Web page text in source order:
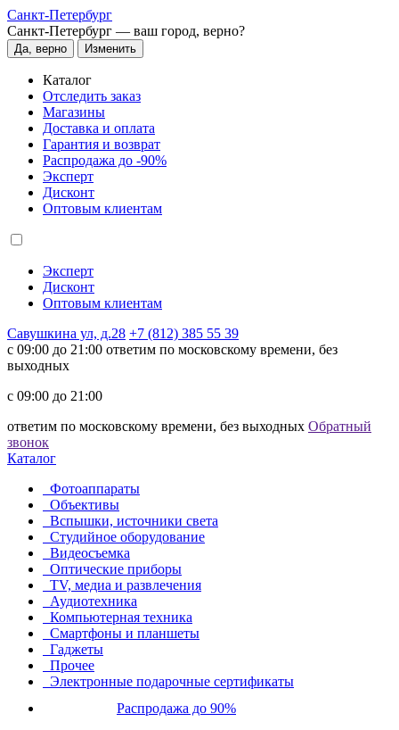
Санкт-Петербург
Санкт-Петербург — ваш город, верно?
Да, верно Изменить
Каталог
Отследить заказ
Магазины
Доставка и оплата
Гарантия и возврат
Распродажа до -90%
Эксперт
Дисконт
Оптовым клиентам
Эксперт
Дисконт
Оптовым клиентам
Савушкина ул, д.28 +7 (812) 385 55 39
c 09:00 до 21:00 ответим по московскому времени, без
выходных
c 09:00 до 21:00
ответим по московскому времени, без выходных Обратный
звонок
Каталог
Фотоаппараты
Объективы
Вспышки, источники света
Студийное оборудование
Видеосъемка
Оптические приборы
TV, медиа и развлечения
Аудиотехника
Компьютерная техника
Смартфоны и планшеты
Гаджеты
Прочее
Электронные подарочные сертификаты
Распродажа до 90%